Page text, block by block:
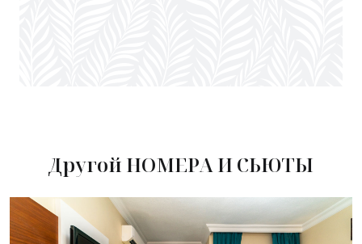
Другой НОМЕРА И СЬЮТЫ